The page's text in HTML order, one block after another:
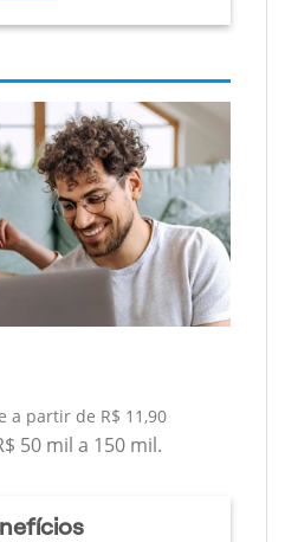
a partir de R$ 11,90
50 mil a 150 mil.